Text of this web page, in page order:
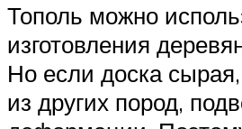
Тополь можно
изготовления
Но если доска
из других пород,